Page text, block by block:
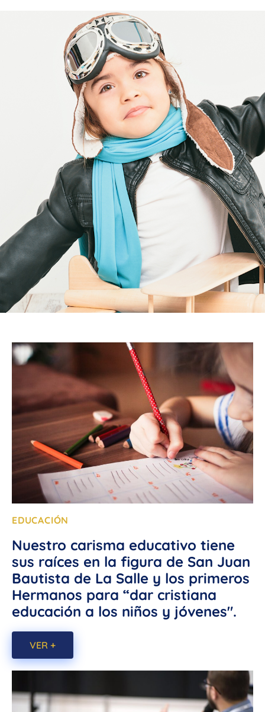
EDUCACIÓN
Nuestro carisma educativo tiene
sus raíces en la figura de San Juan
Bautista de La Salle y los primeros
Hermanos para “dar cristiana
educación a los niños y jóvenes".
VER +